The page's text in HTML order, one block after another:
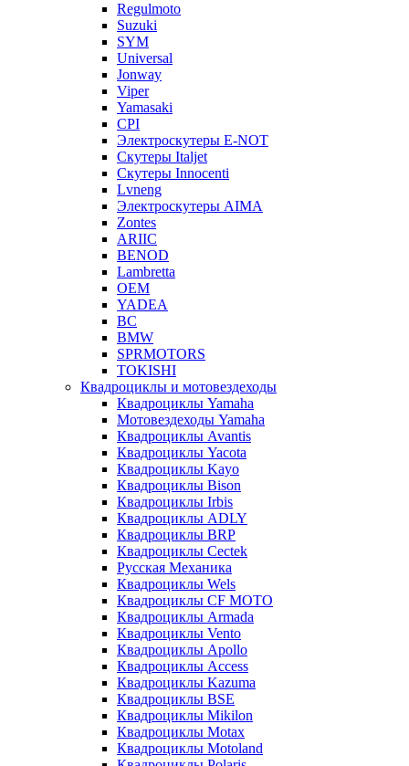
Regulmoto
Suzuki
SYM
Universal
Jonway
Viper
Yamasaki
CPI
Электроскутеры E-NOT
Скутеры Italjet
Скутеры Innocenti
Lvneng
Электроскутеры AIMA
Zontes
ARIIC
BENOD
Lambretta
OEM
YADEA
BC
BMW
SPRMOTORS
TOKISHI
Квадроциклы и мотовездеходы
Квадроциклы Yamaha
Мотовездеходы Yamaha
Квадроциклы Avantis
Квадроциклы Yacota
Квадроциклы Kayo
Квадроциклы Bison
Квадроциклы Irbis
Квадроциклы ADLY
Квадроциклы BRP
Квадроциклы Cectek
Русская Механика
Квадроциклы Wels
Квадроциклы CF MOTO
Квадроциклы Armada
Квадроциклы Vento
Квадроциклы Apollo
Квадроциклы Access
Квадроциклы Kazuma
Квадроциклы BSE
Квадроциклы Mikilon
Квадроциклы Motax
Квадроциклы Motoland